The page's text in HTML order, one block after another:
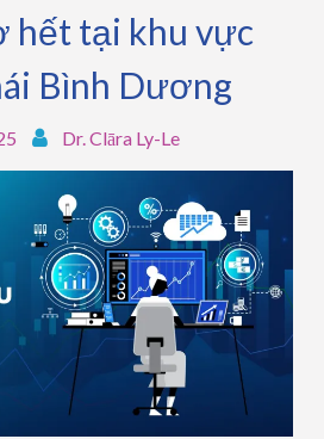
hết tại khu vực
Bình Dương
Dr. Clāra Ly-Le